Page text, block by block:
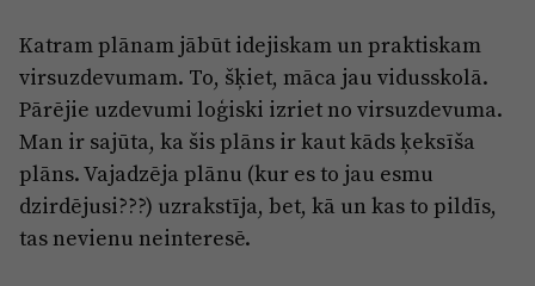
Katram plānam jābūt idejiskam un praktiskam
virsuzdevumam. To, šķiet, māca jau vidusskolā.
Pārējie uzdevumi loģiski izriet no virsuzdevuma.
Man ir sajūta, ka šis plāns ir kaut kāds ķeksīša
plāns. Vajadzēja plānu (kur es to jau esmu
dzirdējusi???) uzrakstīja, bet, kā un kas to pildīs,
tas nevienu neinteresē.